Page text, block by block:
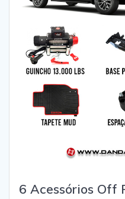
6 Acessórios Off